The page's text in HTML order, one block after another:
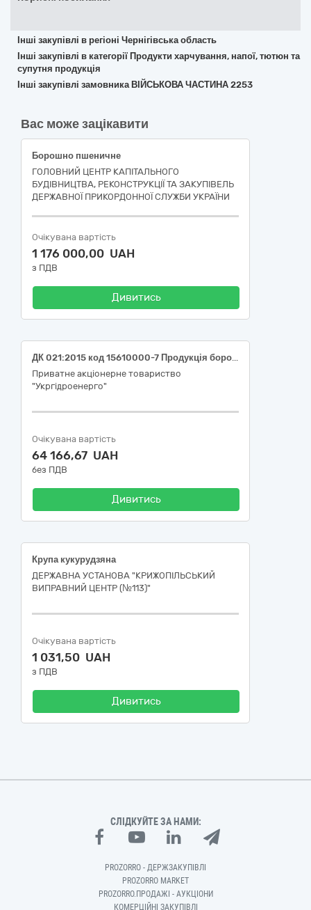
Інші закупівлі в регіоні Чернігівська область
Інші закупівлі в категорії Продукти харчування, напої, тютюн та
супутня продукція
Інші закупівлі замовника ВІЙСЬКОВА ЧАСТИНА 2253
Вас може зацікавити
Борошно пшеничне
ГОЛОВНИЙ ЦЕНТР КАПІТАЛЬНОГО
БУДІВНИЦТВА, РЕКОНСТРУКЦІЇ ТА ЗАКУПІВЕЛЬ
ДЕРЖАВНОЇ ПРИКОРДОННОЇ СЛУЖБИ УКРАЇНИ
Очікувана вартість
1 176 000,00 UAH
з ПДВ
Дивитись
ДК 021:2015 код 15610000-7 Продукція борошномельно-круп'яної промисловості (Борошно для філії "Каскад Київських ГЕС і ГАЕС" ПрАТ "Укргідроенерго")
Приватне акціонерне товариство
"Укргідроенерго"
Очікувана вартість
64 166,67 UAH
без ПДВ
Дивитись
Крупа кукурудзяна
ДЕРЖАВНА УСТАНОВА "КРИЖОПІЛЬСЬКИЙ
ВИПРАВНИЙ ЦЕНТР (№113)"
Очікувана вартість
1 031,50 UAH
з ПДВ
Дивитись
СЛІДКУЙТЕ ЗА НАМИ:
PROZORRO - ДЕРЖЗАКУПІВЛІ
PROZORRO MARKET
PROZORRO.ПРОДАЖІ - АУКЦІОНИ
КОМЕРЦІЙНІ ЗАКУПІВЛІ